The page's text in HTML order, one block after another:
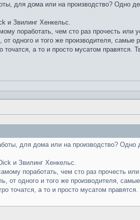
для дома или на производство? Одно
и Звилинг Хенкельс.
поработать, чем сто раз прочесть или
одного и того же производителя, самые
точатся, а то и просто мусатом
для дома или на производство?
и Звилинг Хенкельс.
поработать, чем сто раз прочесть
от одного и того же производителя,
точатся, а то и просто мусатом